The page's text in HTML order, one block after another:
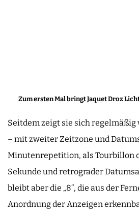
Zum ersten Mal bringt Jaquet Droz
Seitdem zeigt sie sich regelmäßig
– mit zweiter Zeitzone und
Minutenrepetition, als Tourbillon
Sekunde und retrograder
bleibt aber die „8“, die aus der
Anordnung der Anzeigen